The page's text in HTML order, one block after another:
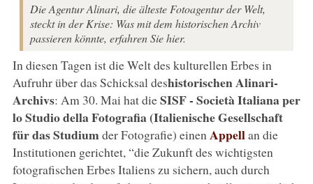
Die Agentur Alinari, die älteste Fotoagentur der Welt,
steckt in der Krise: Was mit dem historischen Archiv
passieren könnte, erfahren Sie hier.
In diesen Tagen ist die Welt des kulturellen Erbes in
Aufruhr über das Schicksal deshistorischen Alinari-
Archivs: Am 30. Mai hat dieSISF - Società Italiana per
lo Studio della Fotografia (Italienische Gesellschaft
für das Studiumder Fotografie) einen Appellan die
Institutionen gerichtet, “die Zukunft des wichtigsten
fotografischen Erbes Italiens zu sichern, auch durch